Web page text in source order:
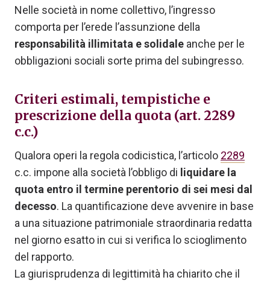
Nelle società in nome collettivo, l’ingresso
comporta per l’erede l’assunzione della
responsabilità illimitata e solidale anche per le
obbligazioni sociali sorte prima del subingresso.
Criteri estimali, tempistiche e
prescrizione della quota (art. 2289
c.c.)
Qualora operi la regola codicistica, l’articolo 2289
c.c. impone alla società l’obbligo di liquidare la
quota entro il termine perentorio di sei mesi dal
decesso. La quantificazione deve avvenire in base
a una situazione patrimoniale straordinaria redatta
nel giorno esatto in cui si verifica lo scioglimento
del rapporto.
La giurisprudenza di legittimità ha chiarito che il